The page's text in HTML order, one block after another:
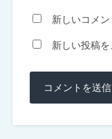
新しいコメ
新しい投稿